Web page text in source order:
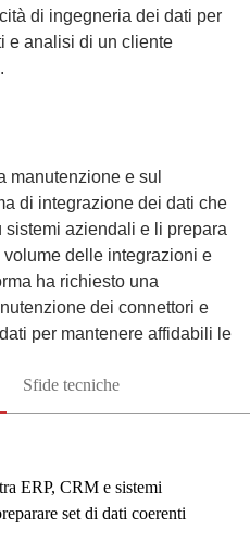
di ingegneria dei dati per
e analisi di un cliente
manutenzione e sul
di integrazione dei dati che
aziendali e li prepara
delle integrazioni e
ha richiesto una
dei connettori e
per mantenere affidabili le
Sfide tecniche
ERP, CRM e sistemi
set di dati coerenti